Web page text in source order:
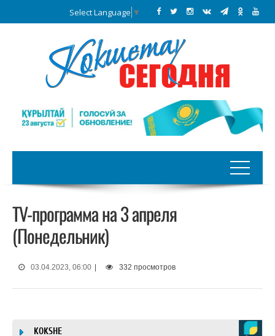
Select Language ▼
TV-программа на 3 апреля
(Понедельник)
03.04.2023, 06:00 332 просмотров
KOKSHE